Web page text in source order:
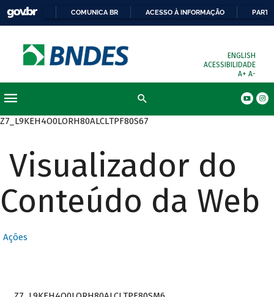
COMUNICA BR ACESSO À INFORMAÇÃO
ENGLISH
ACESSIBILIDADE
A+ A-
Z7_L9KEH4O0LORH80ALCLTPF80S67
Visualizador do
Conteúdo da Web
Ações